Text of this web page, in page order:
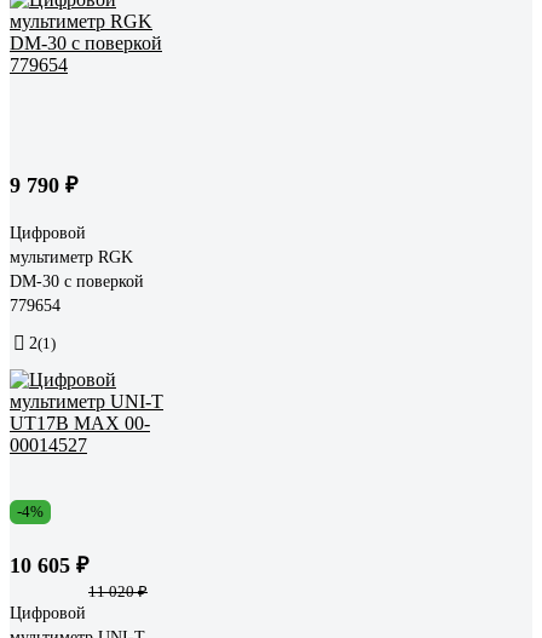
9 790 ₽
Цифровой
мультиметр RGK
DM-30 с поверкой
779654
2(1)
-4%
10 605 ₽
11 020 ₽
Цифровой